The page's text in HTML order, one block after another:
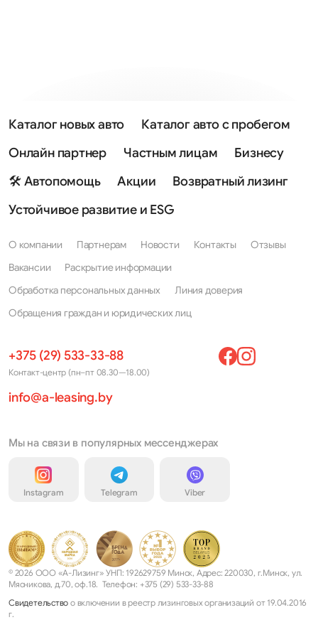
Каталог новых авто
Каталог авто с пробегом
Онлайн партнер
Частным лицам
Бизнесу
🛠 Автопомощь
Акции
Возвратный лизинг
Устойчивое развитие и ESG
О компании Партнерам Новости Контакты
Отзывы
Вакансии
Раскрытие информации
Обработка персональных данных
Линия доверия
Обращения граждан и юридических лиц
+375 (29) 533-33-88
Контакт-центр (пн–пт 08.30—18.00)
info@a-leasing.by
Мы на связи в популярных мессенджерах
Instagram Telegram Viber
© 2026 ООО «А-Лизинг» УНП: 192629759 Минск, Адрес: 220030, г.Минск, ул.
Мясникова, д.70, оф.18. Телефон: +375 (29) 533-33-88
Свидетельство о включении в реестр лизинговых организаций от 19.04.2016
г.